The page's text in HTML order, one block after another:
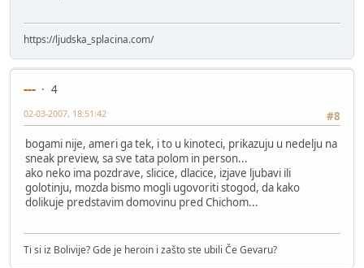
https://ljudska_splacina.com/
---
4
#8
02-03-2007, 18:51:42
bogami nije, ameri ga tek, i to u kinoteci, prikazuju u nedelju na
sneak preview, sa sve tata polom in person...
ako neko ima pozdrave, slicice, dlacice, izjave ljubavi ili
golotinju, mozda bismo mogli ugovoriti stogod, da kako
dolikuje predstavim domovinu pred Chichom...
Ti si iz Bolivije? Gde je heroin i zašto ste ubili Če Gevaru?